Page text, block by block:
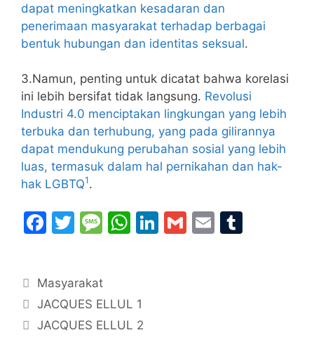
dapat meningkatkan kesadaran dan
penerimaan masyarakat terhadap berbagai
bentuk hubungan dan identitas seksual.
3.Namun, penting untuk dicatat bahwa korelasi
ini lebih bersifat tidak langsung. Revolusi
Industri 4.0 menciptakan lingkungan yang lebih
terbuka dan terhubung, yang pada gilirannya
dapat mendukung perubahan sosial yang lebih
luas, termasuk dalam hal pernikahan dan hak-
hak LGBTQ1.
F
e
b
o
T
er
M
s
a
g
W
A
p
Li G
E
Categories
Masyarakat
JACQUES ELLUL 1
JACQUES ELLUL 2